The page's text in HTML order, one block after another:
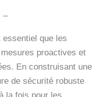
–
essentiel que les
proactives et
En construisant une
de sécurité robuste